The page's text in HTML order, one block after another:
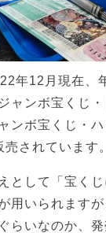
年12月現在、
ャンボ宝くじ
ンボ宝くじ・
されています。
として「宝く
用いられます
らいなのか、